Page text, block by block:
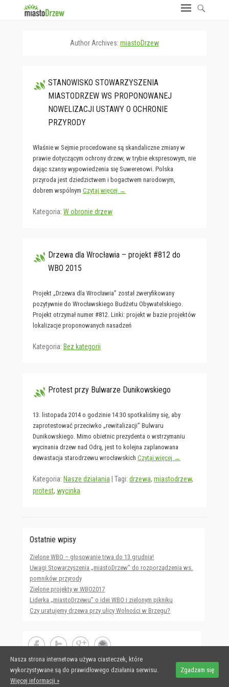
Author Archives: miastoDrzew
STANOWISKO STOWARZYSZENIA
MIASTODRZEW WS PROPONOWANEJ
NOWELIZACJI USTAWY O OCHRONIE
PRZYRODY
Właśnie w Sejmie procedowane są skandaliczne zmiany w
prawie dotyczącym ochrony drzew, w trybie ekspresowym, nie
dając szansy wypowiedzenia się Suwerenowi. Polska
przyroda jest dziedzictwem i bogactwem narodowym,
dobrem wspólnym Czytaj więcej →
Kategoria: W obronie drzew
Drzewa dla Wrocławia – projekt #812 do
WBO 2015
Projekt „Drzewa dla Wrocławia” został zweryfikowany
pozytywnie do Wrocławskiego Budżetu Obywatelskiego.
Projekt otrzymał numer #812. Linki: projekt w bazie projektów
lokalizacje proponowanych nasadzeń
Kategoria: Bez kategorii
Protest przy Bulwarze Dunikowskiego
13. listopada 2014 o godzinie 14:30 spotkaliśmy się, aby
zaprotestować przeciwko „rewitalizacji” Bulwaru
Dunikowskiego. Mimo obietnic prezydenta o wstrzymaniu
wycinania drzew nad Odrą, jest to kolejna zaplanowana
dewastacja starodrzewu wrocławskich Czytaj więcej →
Kategoria: Nasze działania Tagi: drzewa, miastodrzew,
protest, wycinka
Ostatnie wpisy
Zielone WBO – głosowanie trwa do 13 grudnia!
Uwagi Stowarzyszenia „miastoDrzew” do rozporządzenia ws.
pomników przyrody
Zielone projekty w WBO2017
Liderka „miastoDrzewu” o idei WBO i zielonym pikniku
Czy uratujemy drzewa przy ulicy Wolności w Brzegu?
Nasza strona internetowa używa ciasteczek, które
wykorzystywane są do prawidłowego działania serwisu.
Więcej informacji »
Zgadzam się